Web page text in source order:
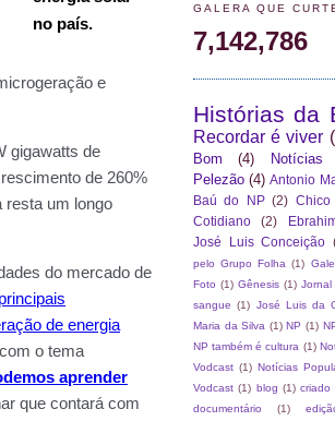
GALERA QUE
7,142,786
Histórias da
Recordar é viver
Bom
(4) Notícias
Pelezão (4) Antonio
Baú do NP (2)
Cotidiano
(2)
José Luis Conceição
pelo Grupo Folha (1)
Foto (1) Gênesis (1)
sangue (1) José Luis da
Maria da Silva (1) NP (1)
NP também é cultura (1)
Vodcast (1) Notícias
Vodcast (1) blog (1) criado
documentário
(1)